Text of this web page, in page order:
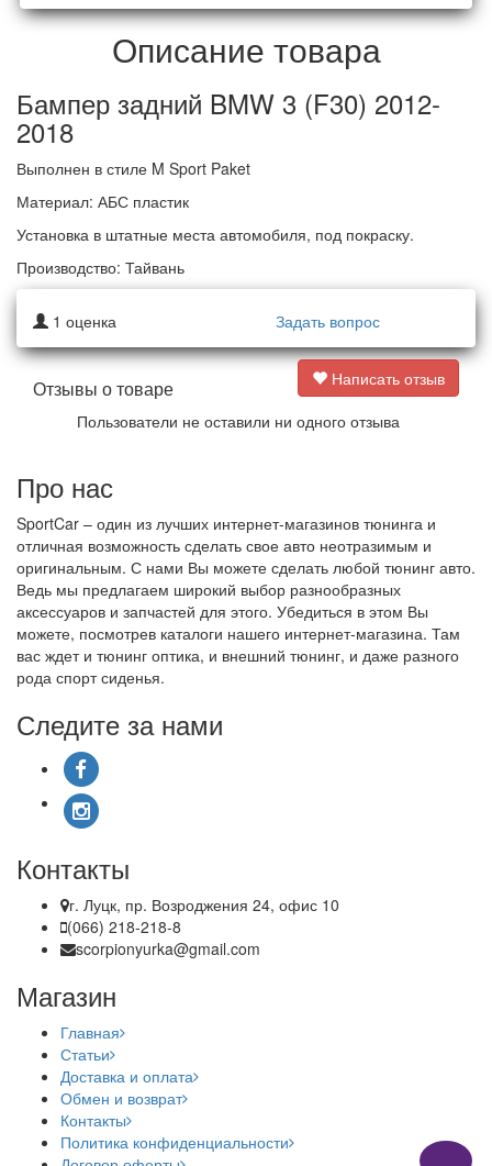
Описание товара
Бампер задний BMW 3 (F30) 2012-
2018
Выполнен в стиле M Sport Paket
Материал: АБС пластик
Установка в штатные места автомобиля, под покраску.
Производство: Тайвань
1 оценка Задать вопрос
Отзывы о товаре
Написать отзыв
Пользователи не оставили ни одного отзыва
Про нас
SportCar – один из лучших интернет-магазинов тюнинга и
отличная возможность сделать свое авто неотразимым и
оригинальным. С нами Вы можете сделать любой тюнинг авто.
Ведь мы предлагаем широкий выбор разнообразных
аксессуаров и запчастей для этого. Убедиться в этом Вы
можете, посмотрев каталоги нашего интернет-магазина. Там
вас ждет и тюнинг оптика, и внешний тюнинг, и даже разного
рода спорт сиденья.
Следите за нами
Контакты
г. Луцк, пр. Возроджения 24, офис 10
(066) 218-218-8
scorpionyurka@gmail.com
Магазин
Главная
Статьи
Доставка и оплата
Обмен и возврат
Контакты
Политика конфиденциальности